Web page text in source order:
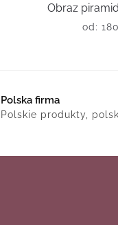
Obraz
od: 180
Polska firma
Polskie produkty,